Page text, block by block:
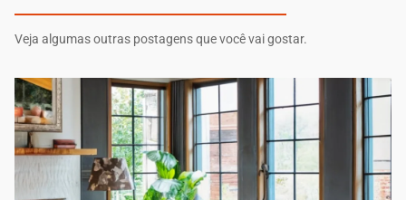
Veja algumas outras postagens que você vai gostar.